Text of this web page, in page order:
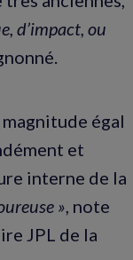
d’impact, ou
égal
et
interne de la
» , note
JPL de la